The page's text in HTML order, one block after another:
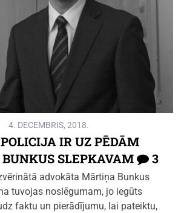
4. DECEMBRIS, 2018.
IR UZ PĒDĀM
SLEPKAVAM
3
advokāta Mārtiņa Bunkus
tuvojas noslēgumam, jo iegūts
faktu un pierādījumu, lai pateiktu,